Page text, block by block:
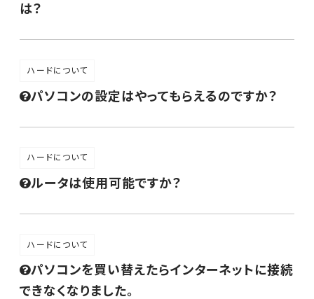
は？
ハードについて
パソコンの設定はやってもらえるのですか？
ハードについて
ルータは使用可能ですか？
ハードについて
パソコンを買い替えたらインターネットに接続
できなくなりました。